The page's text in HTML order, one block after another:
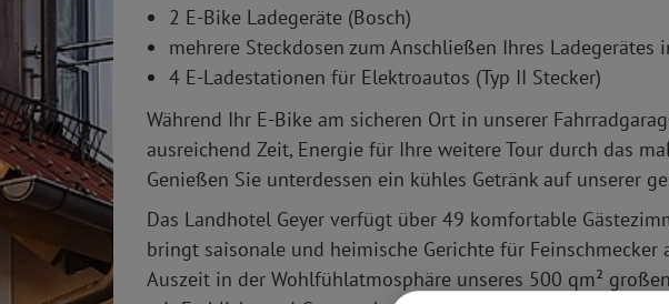
2 E-Bike Ladegeräte (Bosch)
mehrere Steckdosen zum Anschließen Ihres Ladegerätes
4 E-Ladestationen für Elektroautos (Typ II Stecker)
Während Ihr E-Bike am sicheren Ort in unserer
ausreichend Zeit, Energie für Ihre weitere Tour durch das
Genießen Sie unterdessen ein kühles Getränk auf unserer
Das Landhotel Geyer verfügt über 49 komfortable
bringt saisonale und heimische Gerichte für
Auszeit in der Wohlfühlatmosphäre unseres 500 qm²